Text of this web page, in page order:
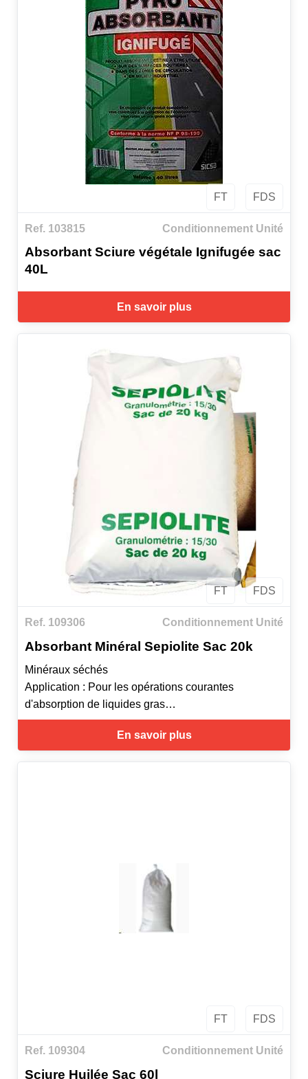
FT FDS
Ref. 103815 Conditionnement Unité
Absorbant Sciure végétale Ignifugée sac
40L
En savoir plus
FT FDS
Ref. 109306 Conditionnement Unité
Absorbant Minéral Sepiolite Sac 20k
Minéraux séchés
Application : Pour les opérations courantes
d'absorption de liquides gras
Secteur : Industries manufacturières traditionnelles,
Industrie lourde, garageEn savoir plus
FT FDS
Ref. 109304 Conditionnement Unité
Sciure Huilée Sac 60l